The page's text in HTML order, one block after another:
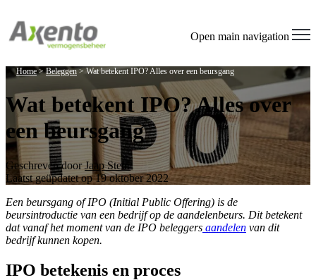
Open main navigation
Home>Beleggen> Wat betekent IPO? Alles over een beursgang
Wat betekent IPO? Alles over
een beursgang
Geschreven doorJaap Steur
Laatst geüpdatet op 19 oktober 2022
Een beursgang of IPO (Initial Public Offering) is de
beursintroductie van een bedrijf op de aandelenbeurs. Dit betekent
dat vanaf het moment van de IPO beleggers aandelen van dit
bedrijf kunnen kopen.
IPO betekenis en proces